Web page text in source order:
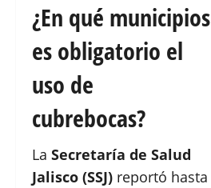
¿En qué municipios
es obligatorio el
uso de
cubrebocas?
La Secretaría de Salud
Jalisco (SSJ) reportó hasta